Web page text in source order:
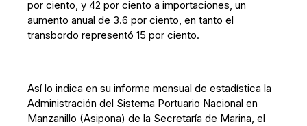
por ciento, y 42 por ciento a importaciones, un
aumento anual de 3.6 por ciento, en tanto el
transbordo representó 15 por ciento.
Así lo indica en su informe mensual de estadística la
Administración del Sistema Portuario Nacional en
Manzanillo (Asipona) de la Secretaría de Marina, el